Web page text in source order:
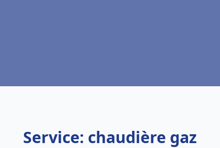
Service: chaudière gaz